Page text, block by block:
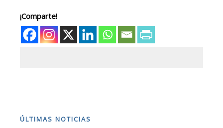
¡Comparte!
ÚLTIMAS NOTICIAS